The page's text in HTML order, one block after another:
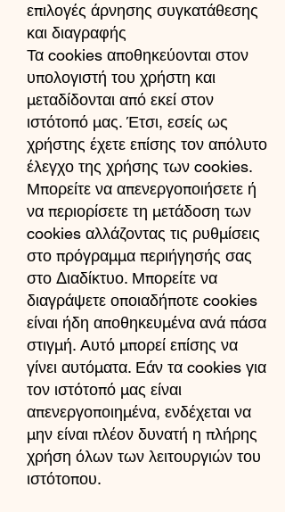
επιλογές άρνησης συγκατάθεσης
και διαγραφής
Τα cookies αποθηκεύονται στον
υπολογιστή του χρήστη και
μεταδίδονται από εκεί στον
ιστότοπό μας. Έτσι, εσείς ως
χρήστης έχετε επίσης τον απόλυτο
έλεγχο της χρήσης των cookies.
Μπορείτε να απενεργοποιήσετε ή
να περιορίσετε τη μετάδοση των
cookies αλλάζοντας τις ρυθμίσεις
στο πρόγραμμα περιήγησής σας
στο Διαδίκτυο. Μπορείτε να
διαγράψετε οποιαδήποτε cookies
είναι ήδη αποθηκευμένα ανά πάσα
στιγμή. Αυτό μπορεί επίσης να
γίνει αυτόματα. Εάν τα cookies για
τον ιστότοπό μας είναι
απενεργοποιημένα, ενδέχεται να
μην είναι πλέον δυνατή η πλήρης
χρήση όλων των λειτουργιών του
ιστότοπου.